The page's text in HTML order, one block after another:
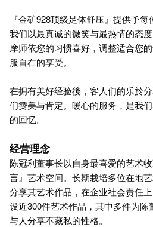
『金矿928顶级足体舒压』提供予
我们以最真诚的微笑与最热情的态
摩师依您的习惯喜好，调整适合您
服自在的享受。
在拥有美好经验後，客人们的乐於
们赞美与肯定。暖心的服务，是我
的回忆。
经营理念
陈冠利董事长以自身最喜爱的艺术
言』艺术空间。长期栽培多位在地
分享其艺术作品，在企业社会责任
设近300件艺术作品，其中多件为
与人分享不藏私的性格。